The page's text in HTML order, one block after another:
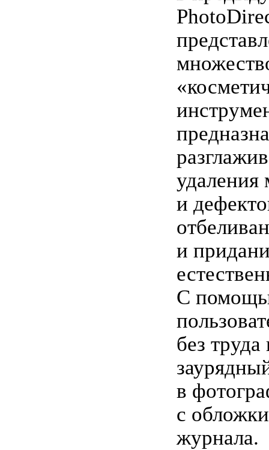
и
и
С
без труда
в
с
журнала.